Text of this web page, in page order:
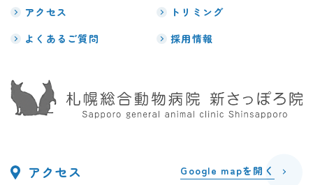
アクセス
トリミング
よくあるご質問
採用情報
アクセス Google mapを開く